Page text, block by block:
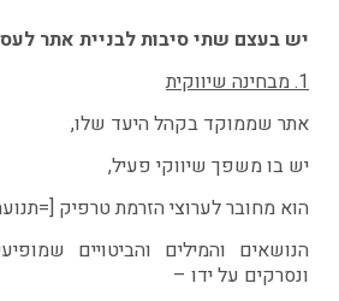
יש בעצם שתי סיבות לבניית אתר
1. מבחינה שיווקית
אתר שממוקד בקהל היעד שלו,
יש בו משפך שיווקי פעיל,
הוא מחובר לערוצי הזרמת טרפיק
הנושאים והמילים והביטויים
ונסרקים על ידו –